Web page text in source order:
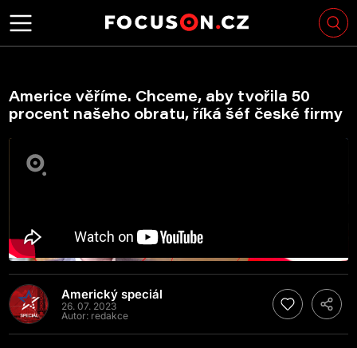
Americe věříme. Chceme, aby tvořila 50
procent našeho obratu, říká šéf české firmy
Americký speciál
26. 07. 2023
Autor: redakce